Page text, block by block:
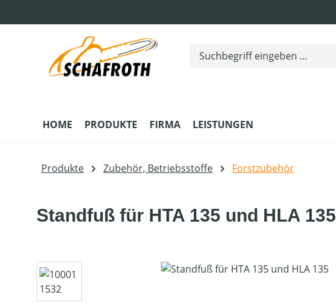
HOME PRODUKTE FIRMA LEISTUNGEN
Produkte Zubehör, Betriebsstoffe Forstzubehör
Standfuß für HTA 135 und HLA 135
Bildergalerie überspringen